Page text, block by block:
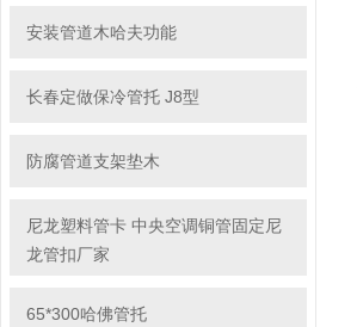
安装管道木哈夫功能
长春定做保冷管托 J8型
防腐管道支架垫木
尼龙塑料管卡 中央空调铜管固定尼
龙管扣厂家
65*300哈佛管托